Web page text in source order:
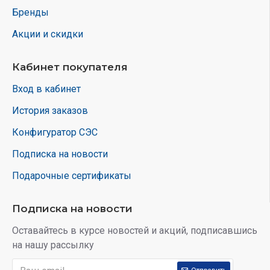
Количество входных стрингов: 6
Степень защиты: IP65
Мониторинг: Wi-Fi, RS485, система Smart Control
Важная информация:
В комплект входят только инвертор и солнечные
Монтажные конструкции, кабели и системы защиты
заказываются по отдельности.
Бренды
Акции и скидки
Кабинет покупателя
Вход в кабинет
История заказов
Конфигуратор СЭС
Подписка на новости
Подарочные сертификаты
Подписка на новости
Оставайтесь в курсе новостей и акций, подписавшись
на нашу рассылку